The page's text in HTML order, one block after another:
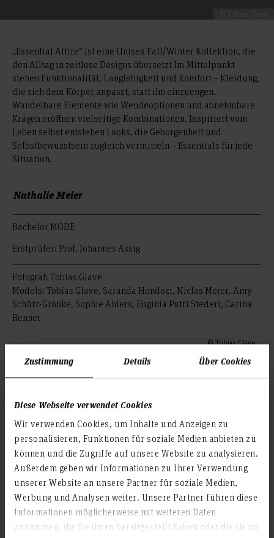
Zustimmung Details Über Cookies
Diese Webseite verwendet Cookies
Wir verwenden Cookies, um Inhalte und Anzeigen zu
personalisieren, Funktionen für soziale Medien anbieten zu
können und die Zugriffe auf unsere Website zu analysieren.
Außerdem geben wir Informationen zu Ihrer Verwendung
unserer Website an unsere Partner für soziale Medien,
Werbung und Analysen weiter. Unsere Partner führen diese
Informationen möglicherweise mit weiteren Daten
zusammen, die Sie ihnen bereitgestellt haben oder die sie im
„Essential Attire“ ist eine Unisex Fall/Winter Kollektion, die
den Alltag in zeitlose Designs übersetzt Im Mittelpunkt
stehen Funktionalität, Langlebigkeit und Komfort – Kleidung,
die sich dem Körper anpasst, statt ihn einzuengen.
Wandelbare Elemente wie Wendeoptionen und abnehmbare
Krägen eröffnen vielseitige Kombinationen. Inspiriert vom
Leben selbst entstehen Looks, die Geborgenheit und
Selbstbewusstsein zugleich vermitteln – Essentials für jede
Situation.
Nathalie Meier
Bachelor MODE
Erstprüfer: Prof. Johannes Assig
Fotograf: Tobias Glave
Models: Tobias Glave, Saranda Hondozi, Niclas Meier, Amy
Schütz-Grönke, Sophie Ahlers, Euginia Putri Stederi, Carina
Renner
© Tobias Glave
© Tobias Glave
© Tobias Glave
© Tobias Glave
© Tobias Glave
© Tobias Glave